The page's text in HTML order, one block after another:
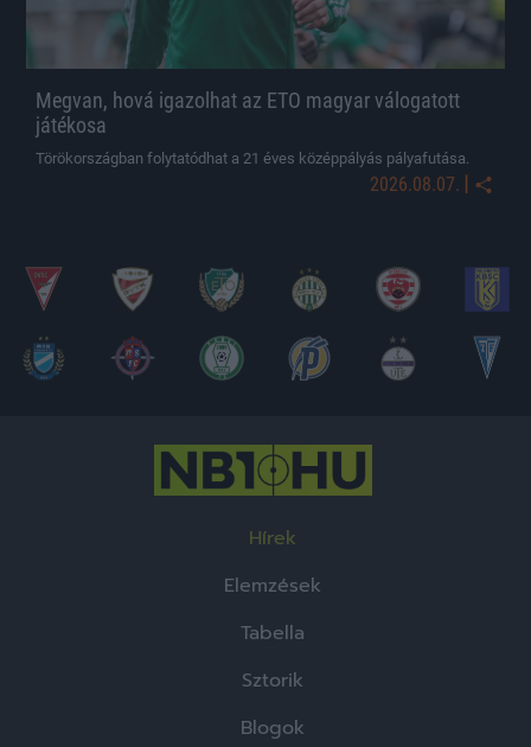
Megvan, hová igazolhat az ETO magyar válogatott
játékosa
Törökországban folytatódhat a 21 éves középpályás pályafutása.
2026.08.07. |
Hírek
Elemzések
Tabella
Sztorik
Blogok